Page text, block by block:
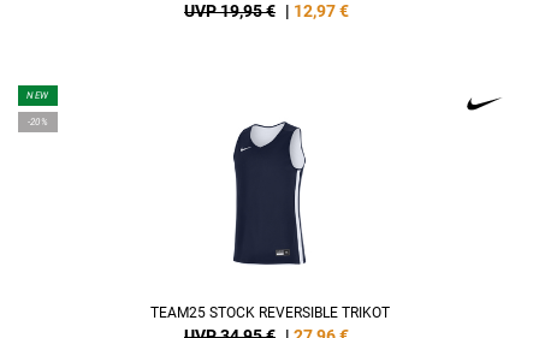
UVP 19,95 € | 12,97€
NEW
-20%
TEAM25 STOCK REVERSIBLE TRIKOT